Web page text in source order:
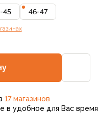
45 46-47
17 магазинов
в удобное для Вас время